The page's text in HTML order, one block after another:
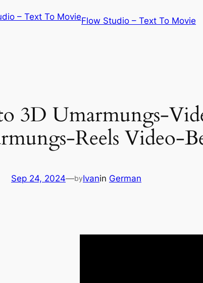
Flow Studio – Text To Movie
3D Umarmungs-
Reels Video-
Sep 24, 2024—byIvanin German